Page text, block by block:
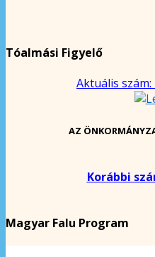
Tóalmási Figyelő
Aktuális
AZ
Korábbi
Magyar Falu Program